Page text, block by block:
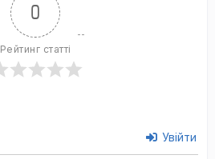
0
Рейтинг статті
Увійти